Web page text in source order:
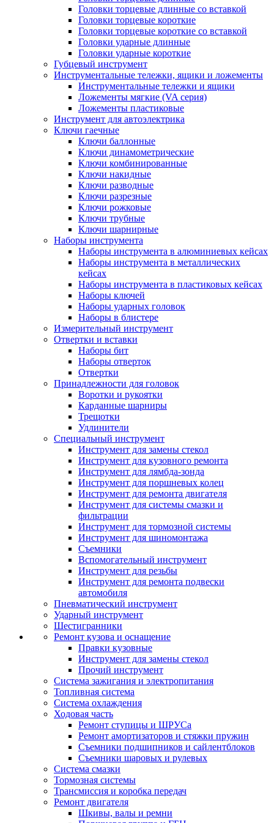
Головки торцевые длинные со вставкой
Головки торцевые короткие
Головки торцевые короткие со вставкой
Головки ударные длинные
Головки ударные короткие
Губцевый инструмент
Инструментальные тележки, ящики и ложементы
Инструментальные тележки и ящики
Ложементы мягкие (VA серия)
Ложементы пластиковые
Инструмент для автоэлектрика
Ключи гаечные
Ключи баллонные
Ключи динамометрические
Ключи комбинированные
Ключи накидные
Ключи разводные
Ключи разрезные
Ключи рожковые
Ключи трубные
Ключи шарнирные
Наборы инструмента
Наборы инструмента в алюминиевых кейсах
Наборы инструмента в металлических
кейсах
Наборы инструмента в пластиковых кейсах
Наборы ключей
Наборы ударных головок
Наборы в блистере
Измерительный инструмент
Отвертки и вставки
Наборы бит
Наборы отверток
Отвертки
Принадлежности для головок
Воротки и рукоятки
Карданные шарниры
Трещотки
Удлинители
Специальный инструмент
Инструмент для замены стекол
Инструмент для кузовного ремонта
Инструмент для лямбда-зонда
Инструмент для поршневых колец
Инструмент для ремонта двигателя
Инструмент для системы смазки и
фильтрации
Инструмент для тормозной системы
Инструмент для шиномонтажа
Съемники
Вспомогательный инструмент
Инструмент для резьбы
Инструмент для ремонта подвески
автомобиля
Пневматический инструмент
Ударный инструмент
Шестигранники
Ремонт кузова и оснащение
Правки кузовные
Инструмент для замены стекол
Прочий инструмент
Система зажигания и электропитания
Топливная система
Система охлаждения
Ходовая часть
Ремонт ступицы и ШРУСа
Ремонт амортизаторов и стяжки пружин
Съемники подшипников и сайлентблоков
Съемники шаровых и рулевых
Система смазки
Тормозная системы
Трансмиссия и коробка передач
Ремонт двигателя
Шкивы, валы и ремни